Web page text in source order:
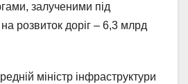
залученими під
на розвиток доріг – 6,3 млрд
міністр інфраструктури